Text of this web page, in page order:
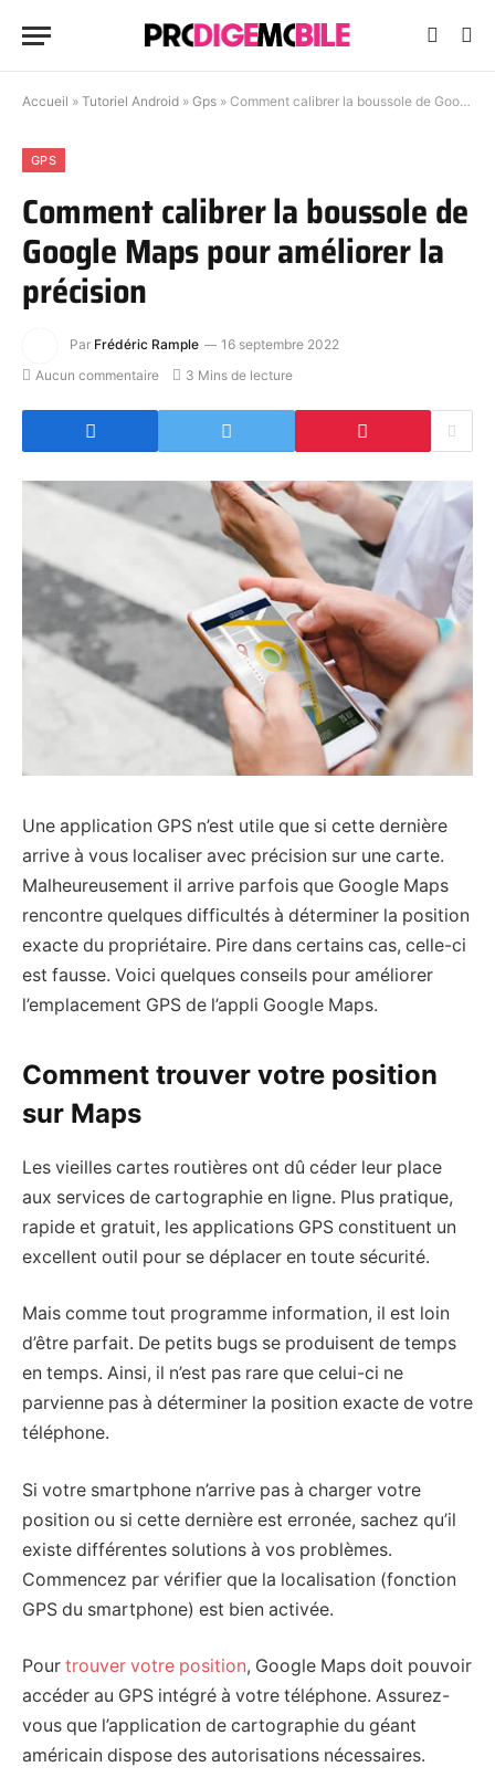
Accueil » Tutoriel Android » Gps » Comment calibrer la boussole de Google Maps pour améliorer la précision
GPS
Comment calibrer la boussole de
Google Maps pour améliorer la
précision
Par Frédéric Rample
16 septembre 2022
Aucun commentaire
3 Mins de lecture
Une application GPS n’est utile que si cette dernière
arrive à vous localiser avec précision sur une carte.
Malheureusement il arrive parfois que Google Maps
rencontre quelques difficultés à déterminer la position
exacte du propriétaire. Pire dans certains cas, celle-ci
est fausse. Voici quelques conseils pour améliorer
l’emplacement GPS de l’appli Google Maps.
Comment trouver votre position
sur Maps
Les vieilles cartes routières ont dû céder leur place
aux services de cartographie en ligne. Plus pratique,
rapide et gratuit, les applications GPS constituent un
excellent outil pour se déplacer en toute sécurité.
Mais comme tout programme information, il est loin
d’être parfait. De petits bugs se produisent de temps
en temps. Ainsi, il n’est pas rare que celui-ci ne
parvienne pas à déterminer la position exacte de votre
téléphone.
Si votre smartphone n’arrive pas à charger votre
position ou si cette dernière est erronée, sachez qu’il
existe différentes solutions à vos problèmes.
Commencez par vérifier que la localisation (fonction
GPS du smartphone) est bien activée.
Pour trouver votre position, Google Maps doit pouvoir
accéder au GPS intégré à votre téléphone. Assurez-
vous que l’application de cartographie du géant
américain dispose des autorisations nécessaires.